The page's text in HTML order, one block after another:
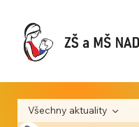
Všechny aktuality